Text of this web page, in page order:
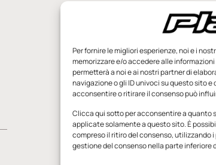
Per fornire le migliori esperienze, noi e i
memorizzare e/o accedere alle
permetterà a noi e ai nostri partner di
navigazione o gli ID univoci su questo sito
acconsentire o ritirare il consenso può
Clicca qui sotto per acconsentire a quanto
applicate solamente a questo sito. È
compreso il ritiro del consenso, utilizzando
gestione del consenso nella parte inferiore